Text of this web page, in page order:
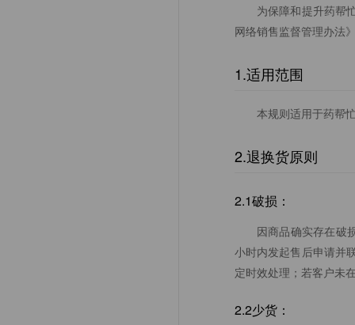
为保障和提升药帮
网络销售监督管理办法
1.适用范围
本规则适用于药帮
2.退换货原则
2.1破损：
因商品确实存在破
小时内发起售后申请并
定时效处理； 若客户未
2.2少货：